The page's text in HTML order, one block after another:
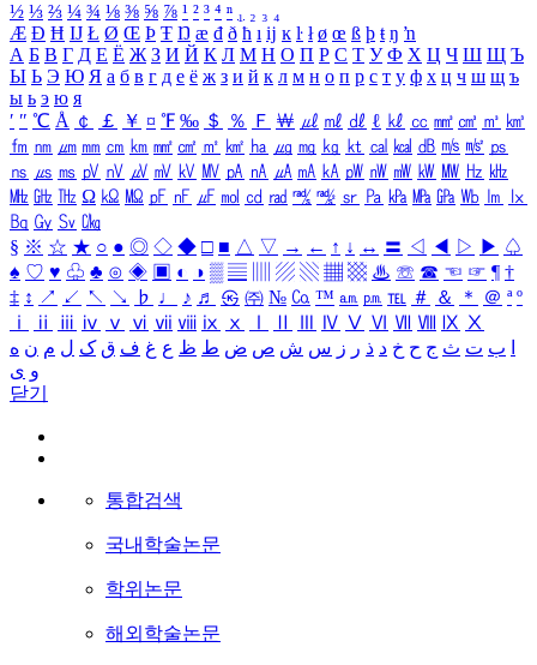
½ ⅓ ⅔ ¼ ¾ ⅛ ⅜ ⅝ ⅞ ¹ ² ³ ⁴ ⁿ ₁ ₂ ₃ ₄
Æ Ð Ħ Ĳ Ł Ø Œ Þ Ŧ Ŋ æ đ ð ħ ı ĳ ĸ ŀ ł ø œ ß þ ŧ ŋ ŉ
А Б В Г Д Е Ё Ж З И Й К Л М Н О П Р С Т У Ф Х Ц Ч Ш Щ Ъ
Ы Ь Э Ю Я а б в г д е ё ж з и й к л м н о п р с т у ф х ц ч ш щ ъ
ы ь э ю я
′ ″ ℃ Å ￠ ￡ ￥ ¤ ℉ ‰ ＄ ％ Ｆ ￦ ㎕ ㎖ ㎗ ℓ ㎘ ㏄ ㎣ ㎤ ㎥ ㎦
㎙ ㎚ ㎛ ㎜ ㎝ ㎞ ㎟ ㎠ ㎡ ㎢ ㏊ ㎍ ㎎ ㎏ ㏏ ㎈ ㎉ ㏈ ㎧ ㎨ ㎰
㎱ ㎲ ㎳ ㎴ ㎵ ㎶ ㎷ ㎸ ㎹ ㎀ ㎁ ㎂ ㎃ ㎄ ㎺ ㎻ ㎽ ㎾ ㎿ ㎐ ㎑
㎒ ㎓ ㎔ Ω ㏀ ㏁ ㎊ ㎋ ㎌ ㏖ ㏅ ㎭ ㎮ ㎯ ㏛ ㎩ ㎪ ㎫ ㎬ ㏝ ㏐
㏓
㏃ ㏉ ㏜ ㏆
§ ※ ☆ ★ ○ ● ◎ ◇ ◆ □ ■ △ ▽ → ← ↑ ↓ ↔ 〓 ◁ ◀ ▷ ▶ ♤
♠ ♡ ♥ ♧ ♣ ⊙ ◈ ▣ ◐ ◑ ▒ ▤ ▨ ▧ ▦ ▩ ♨ ☏ ☎ ☜ ☞ ¶ †
‡ ↕ ↗ ↙ ↖ ↘ ♭ ♩ ♪ ♬ ㉿ ㈜ № ㏇ ™ ㏂ ㏘ ℡ ＃ ＆ ＊ ＠ ª º
ⅰ
ⅱ ⅲ ⅳ ⅴ ⅵ ⅶ ⅷ ⅸ ⅹ Ⅳ Ⅴ Ⅵ Ⅶ Ⅷ Ⅸ Ⅹ
ب ت ث ج ح خ د ذ ر ز س ش ص ض ط ظ ع غ ف ق ک ل م ن ه
و ی
닫기
통합검색
국내학술논문
학위논문
해외학술논문